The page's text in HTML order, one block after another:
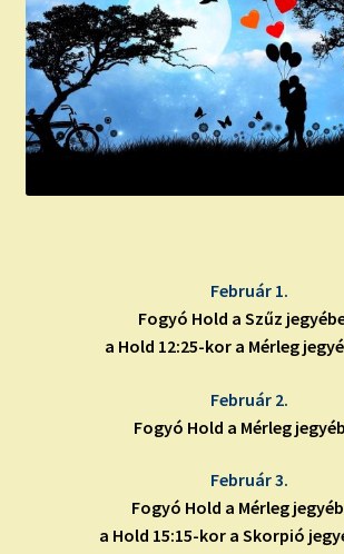
ISMERJ MEG!
ÍRJ NEKEM!
IRATKOZZ FEL A VIDEÓ CSATORNÁNKRA!
Február 1.
Fogyó Hold a Szűz
a Hold 12:25-kor a Mérleg
Február 2.
Fogyó Hold a Mérleg
Február 3.
Fogyó Hold a Mérleg
a Hold 15:15-kor a Skorpió